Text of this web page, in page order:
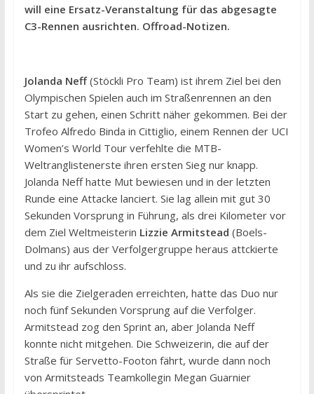
will eine Ersatz-Veranstaltung für das abgesagte
C3-Rennen ausrichten. Offroad-Notizen.
Jolanda Neff(Stöckli Pro Team) ist ihrem Ziel bei den
Olympischen Spielen auch im Straßenrennen an den
Start zu gehen, einen Schritt näher gekommen. Bei der
Trofeo Alfredo Binda in Cittiglio, einem Rennen der UCI
Women’s World Tour verfehlte die MTB-
Weltranglistenerste ihren ersten Sieg nur knapp.
Jolanda Neff hatte Mut bewiesen und in der letzten
Runde eine Attacke lanciert. Sie lag allein mit gut 30
Sekunden Vorsprung in Führung, als drei Kilometer vor
dem Ziel Weltmeisterin Lizzie Armitstead (Boels-
Dolmans) aus der Verfolgergruppe heraus attckierte
und zu ihr aufschloss.
Als sie die Zielgeraden erreichten, hatte das Duo nur
noch fünf Sekunden Vorsprung auf die Verfolger.
Armitstead zog den Sprint an, aber Jolanda Neff
konnte nicht mitgehen. Die Schweizerin, die auf der
Straße für Servetto-Footon fährt, wurde dann noch
von Armitsteads Teamkollegin Megan Guarnier